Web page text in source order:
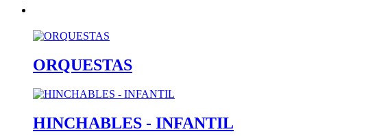
ORQUESTAS
HINCHABLES - INFANTIL